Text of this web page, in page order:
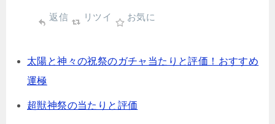
返信 リツイ お気に
太陽と神々の祝祭のガチャ当たりと評価！おすすめ
運極
超獣神祭の当たりと評価